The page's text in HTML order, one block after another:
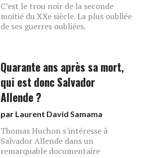
C’est le trou noir de la seconde
moitié du XXe siècle. La plus oubliée
de ses guerres oubliées.
Quarante ans après sa mort,
qui est donc Salvador
Allende ?
par Laurent David Samama
Thomas Huchon s'intéresse à
Salvador Allende dans un
remarquable documentaire